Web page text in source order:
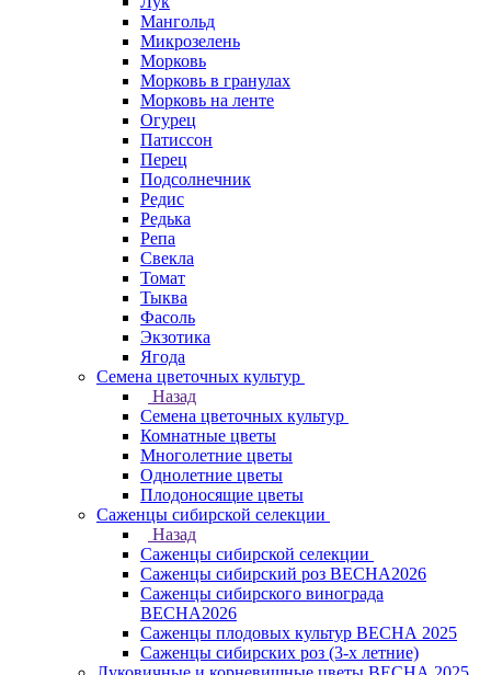
Мангольд
Микрозелень
Морковь
Морковь в гранулах
Морковь на ленте
Огурец
Патиссон
Перец
Подсолнечник
Редис
Редька
Репа
Свекла
Томат
Тыква
Фасоль
Экзотика
Ягода
Семена цветочных культур
Назад
Семена цветочных культур
Комнатные цветы
Многолетние цветы
Однолетние цветы
Плодоносящие цветы
Саженцы сибирской селекции
Назад
Саженцы сибирской селекции
Саженцы сибирский роз ВЕСНА2026
Саженцы сибирского винограда
ВЕСНА2026
Саженцы плодовых культур ВЕСНА 2025
Саженцы сибирских роз (3-х летние)